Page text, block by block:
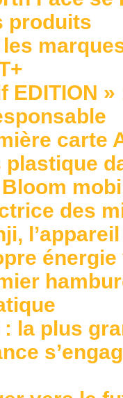
produits
EDITION
carte
Bloom
des
la plus